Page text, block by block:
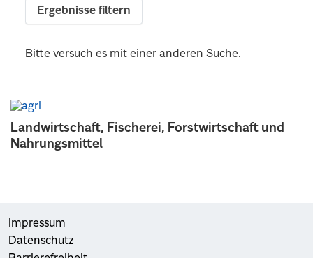
Landwirtschaft, Fischerei, Forstwirtschaft und
Nahrungsmittel
Ergebnisse filtern
Bitte versuch es mit einer anderen Suche.
Impressum
Datenschutz